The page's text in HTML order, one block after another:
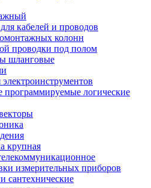
кабелей и проводов
колонн
проводки под полом
шланговые
логические
крупная
измерительных приборов
сантехнические